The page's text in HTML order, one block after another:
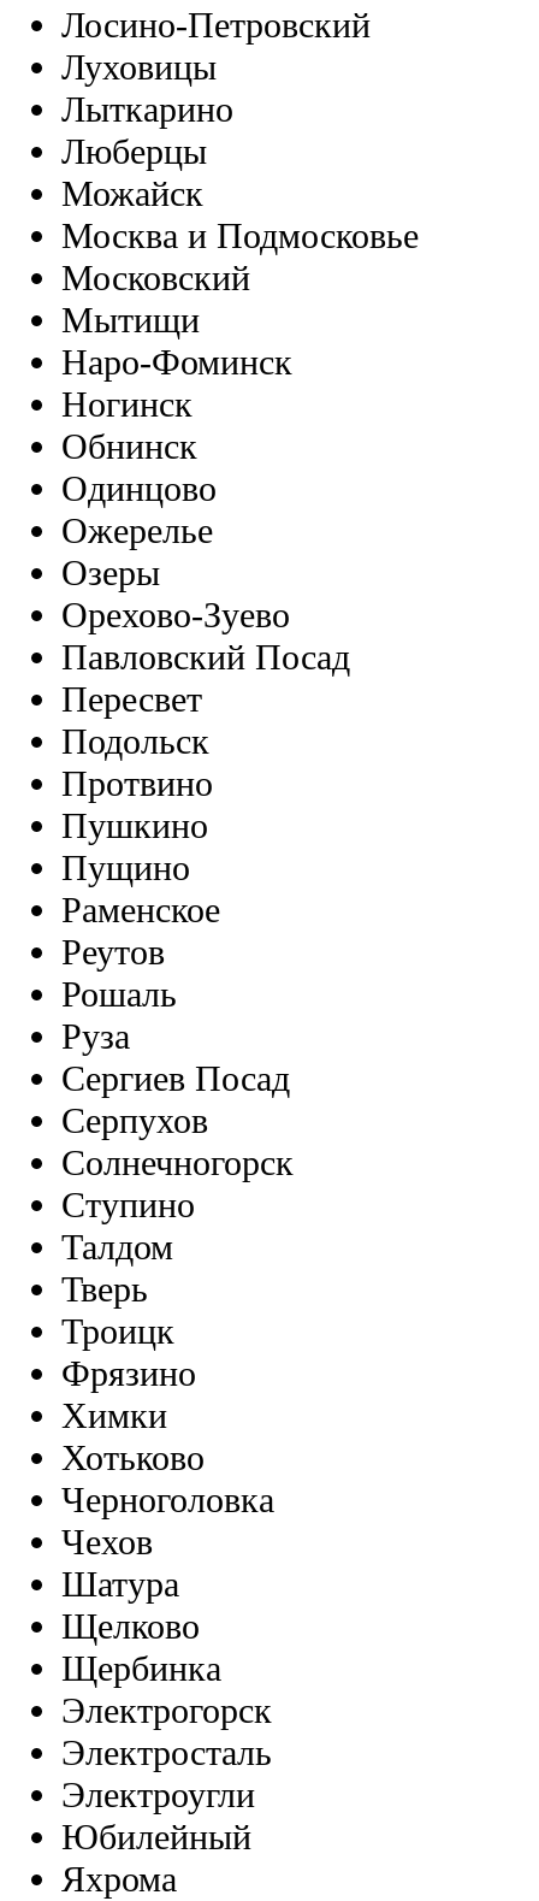
Лосино-Петровский
Луховицы
Лыткарино
Люберцы
Можайск
Москва и Подмосковье
Московский
Мытищи
Наро-Фоминск
Ногинск
Обнинск
Одинцово
Ожерелье
Озеры
Орехово-Зуево
Павловский Посад
Пересвет
Подольск
Протвино
Пушкино
Пущино
Раменское
Реутов
Рошаль
Руза
Сергиев Посад
Серпухов
Солнечногорск
Ступино
Талдом
Тверь
Троицк
Фрязино
Химки
Хотьково
Черноголовка
Чехов
Шатура
Щелково
Щербинка
Электрогорск
Электросталь
Электроугли
Юбилейный
Яхрома